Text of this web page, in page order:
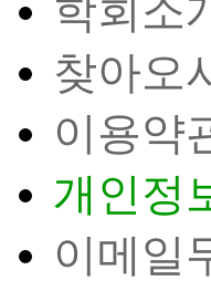
학회소
찾아오
이용약
개인정
이메일